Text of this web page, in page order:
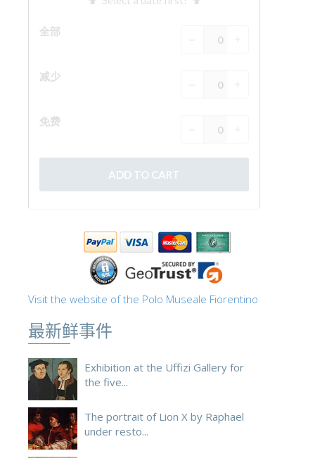
中文
DEUTSCH
ESPAÑOL
Visit the website of the Polo Museale Fiorentino
最新鲜事件
Exhibition at the Uffizi Gallery for
the five...
The portrait of Lion X by Raphael
under resto...